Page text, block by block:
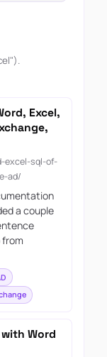
Excel,
excel-sql-of-
ad/
a couple
from
Word